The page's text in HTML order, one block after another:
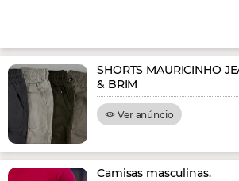
SHORTS MAURICINHO
& BRIM
Ver anúncio
Camisas masculinas.